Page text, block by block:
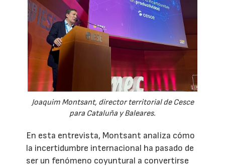
Joaquim Montsant, director territorial de Cesce
para Cataluña y Baleares.
En esta entrevista, Montsant analiza cómo
la incertidumbre internacional ha pasado de
ser un fenómeno coyuntural a convertirse